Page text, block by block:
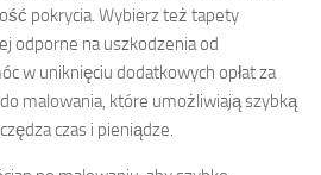
pokrycia. Wybierz też tapety
odporne na uszkodzenia od
w uniknięciu dodatkowych opłat za
malowania, które umożliwiają szybką
czas i pieniądze.